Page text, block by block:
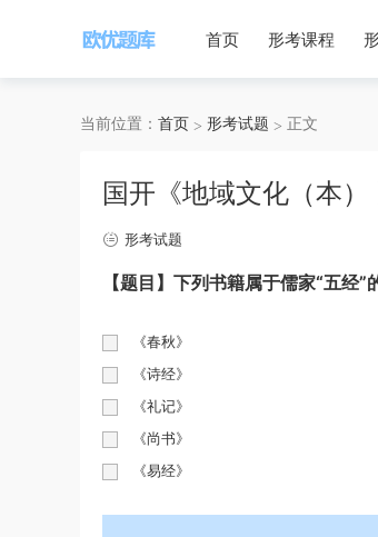
首页 形考课程
当前位置： 首页 形考试题 正文
国开《地域文化（本
形考试题
【题目】下列书籍属于儒家“五经”
《春秋》
《诗经》
《礼记》
《尚书》
《易经》